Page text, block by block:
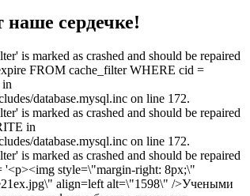
сердечке!
is marked as crashed and should be repaired
FROM cache_filter WHERE cid =
in
database.mysql.inc on line 172.
is marked as crashed and should be repaired
in
database.mysql.inc on line 172.
is marked as crashed and should be repaired
'<p><img style=\"margin-right: 8px;\"
align=left alt=\"1598\" />Учеными